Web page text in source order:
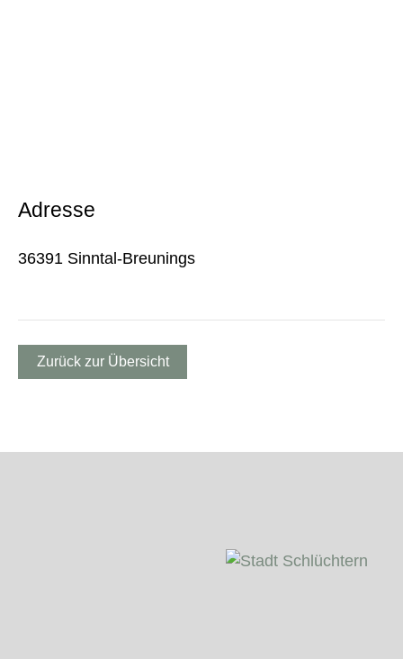
Adresse
36391 Sinntal-Breunings
Zurück zur Übersicht